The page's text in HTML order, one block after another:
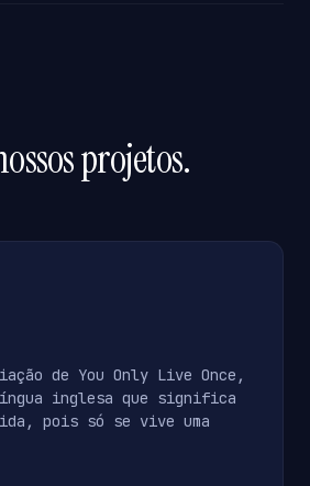
projetos.
de You Only Live Once,
inglesa que significa
pois só se vive uma